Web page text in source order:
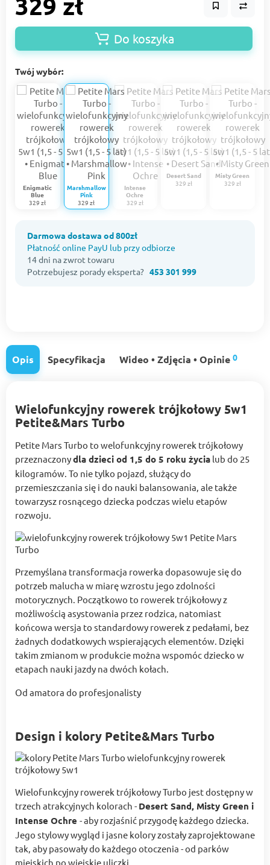
Do koszyka
Twój wybór:
Intense
Ochre
329 zł
Desert Sand
329 zł
Misty Green
329 zł
Enigmatic
Blue
329 zł
Marshmallow
Pink
329 zł
Darmowa dostawa od 800zł
Płatność online PayU lub przy odbiorze
14 dni na zwrot towaru
Potrzebujesz porady eksperta? 453 301 999
Opis Specyfikacja Wideo • Zdjęcia • Opinie 0
Wielofunkcyjny rowerek trójkołowy 5w1
Petite&Mars Turbo
Petite Mars Turbo to welofunkcyjny rowerek trójkołowy
przeznaczonydla dzieci od 1,5 do 5 roku życia lub do 25
kilogramów. To nie tylko pojazd, służący do
przemieszczania się i do nauki balansowania, ale także
towarzysz rosnącego dziecka podczas wielu etapów
rozwoju.
Przemyślana transformacja rowerka dopasowuje się do
potrzeb malucha w miarę wzrostu jego zdolności
motorycznych. Początkowo to rowerek trójkołowy z
możliwością asystowania przez rodzica, natomiast
końcowa wersja to standardowy rowerek z pedałami, bez
żadnych dodatkowych wspierających elementów. Dzięki
takim zmianom w produkcie można wspomóc dziecko w
etapach nauki jazdy na dwóch kołach.
Od amatora do profesjonalisty
Design i kolory Petite&Mars Turbo
Wielofunkcyjny rowerek trójkołowy Turbo jest dostępny w
trzech atrakcyjnych kolorach - Desert Sand, Misty Green i
Intense Ochre - aby rozjaśnić przygodę każdego dziecka.
Jego stylowy wygląd i jasne kolory zostały zaprojektowane
tak, aby pasowały do każdego otoczenia - od parków
miejskich po wiejskie uliczki.